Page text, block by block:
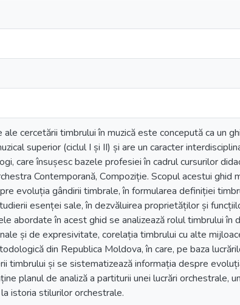
cercetării timbrului în muzică este concepută ca un
superior (ciclul I și II) și are un caracter
care însușesc bazele profesiei în cadrul cursurilor
Contemporană, Сompoziție. Scopul acestui ghid
evoluția gândirii timbrale, în formularea definiției
esenței sale, în dezvăluirea proprietăților și
abordate în acest ghid se analizează rolul timbrului în
și de expresivitate, corelația timbrului cu alte
din Republica Moldova, în care, pe baza
timbrului și se sistematizează informația despre
planul de analiză a partiturii unei lucrări orchestrale,
istoria stilurilor orchestrale.